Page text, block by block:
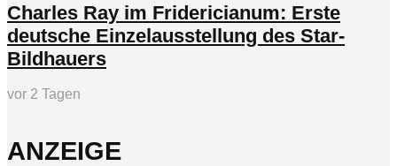
Charles Ray im Fridericianum: Erste
deutsche Einzelausstellung des Star-
Bildhauers
vor 2 Tagen
ANZEIGE